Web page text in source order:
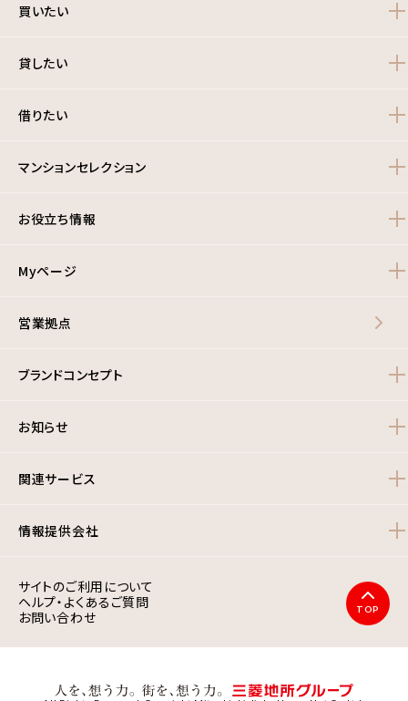
買いたい
貸したい
借りたい
マンションセレクション
お役立ち情報
Myページ
営業拠点
ブランドコンセプト
お知らせ
関連サービス
情報提供会社
サイトのご利用について
ヘルプ・よくあるご質問
お問い合わせ
TOP